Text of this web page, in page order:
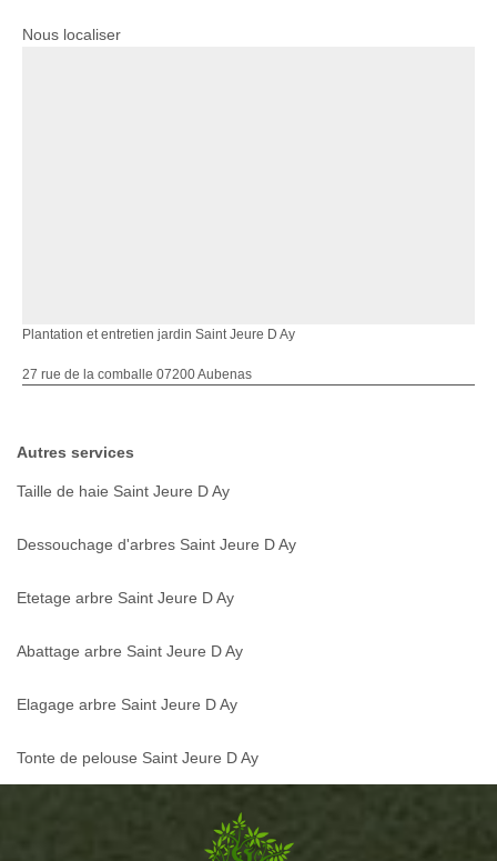
Nous localiser
Plantation et entretien jardin Saint Jeure D Ay
27 rue de la comballe 07200 Aubenas
Autres services
Taille de haie Saint Jeure D Ay
Dessouchage d'arbres Saint Jeure D Ay
Etetage arbre Saint Jeure D Ay
Abattage arbre Saint Jeure D Ay
Elagage arbre Saint Jeure D Ay
Tonte de pelouse Saint Jeure D Ay